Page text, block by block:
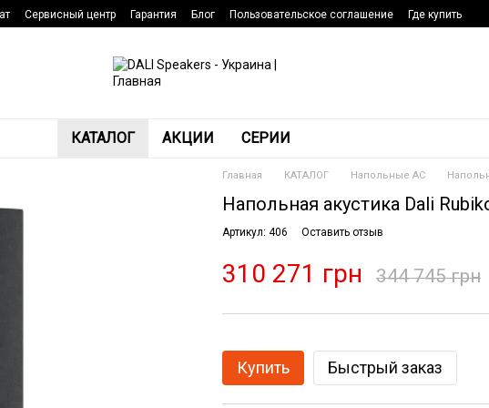
Сервисный центр Гарантия Блог Пользовательское соглашение Где купить
КАТАЛОГ АКЦИИ СЕРИИ
Главная КАТАЛОГ Напольные АС
Напольная акустика Dali
Артикул: 406 Оставить отзыв
310 271 грн 344 745 грн
Купить Быстрый заказ